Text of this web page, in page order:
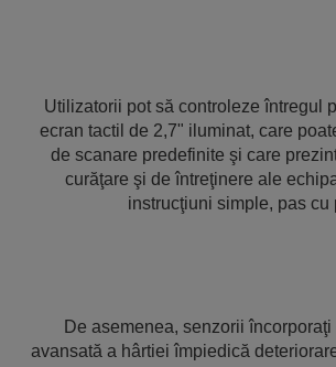
Utilizatorii pot să controleze întregul
ecran tactil de 2,7" iluminat, care
de scanare predefinite şi care
curăţare şi de întreţinere ale
instrucţiuni simple, pas cu
De asemenea, senzorii
avansată a hârtiei împiedică